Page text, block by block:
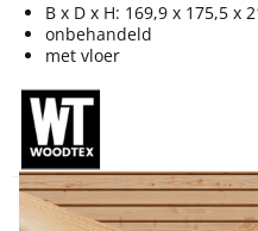
B x D x H: 169,9 x 175,5 x
onbehandeld
met vloer